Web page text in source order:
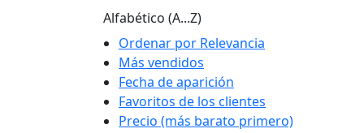
Alfabético (A...Z)
Ordenar por Relevancia
Más vendidos
Fecha de aparición
Favoritos de los clientes
Precio (más barato primero)